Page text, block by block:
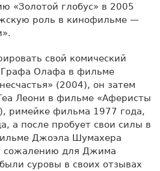
«Золотой глобус» в 2005
роль в кинофильме —
свой комический
Графа Олафа в фильме
(2004), он затем
Леони в фильме «Аферисты
римейке фильма 1977 года,
а после пробует свои силы в
Джоэла Шумахера
сожалению для Джима
суровы в своих отзывах